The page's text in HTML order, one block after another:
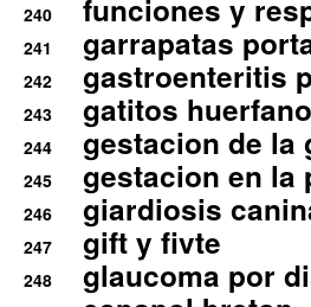
240 funciones y
241 garrapatas
242 gastroenteritis
243 gatitos
244 gestacion de la
245 gestacion en la
246 giardiosis
247 gift y fivte
248
glaucoma por